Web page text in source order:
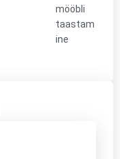
mööbli
taastam
ine